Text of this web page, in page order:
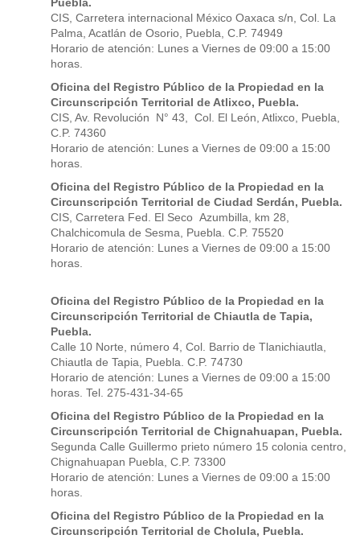
CIS, Carretera internacional México Oaxaca s/n, Col. La
Palma, Acatlán de Osorio, Puebla, C.P. 74949
Horario de atención: Lunes a Viernes de 09:00 a 15:00
horas.
Oficina del Registro Público de la Propiedad en la
Circunscripción Territorial de Atlixco, Puebla.
CIS, Av. Revolución N° 43, Col. El León, Atlixco, Puebla,
C.P. 74360
Horario de atención: Lunes a Viernes de 09:00 a 15:00
horas.
Oficina del Registro Público de la Propiedad en la
Circunscripción Territorial de Ciudad Serdán, Puebla.
CIS, Carretera Fed. El Seco Azumbilla, km 28,
Chalchicomula de Sesma, Puebla. C.P. 75520
Horario de atención: Lunes a Viernes de 09:00 a 15:00
horas.
Oficina del Registro Público de la Propiedad en la
Circunscripción Territorial de Chiautla de Tapia,
Puebla.
Calle 10 Norte, número 4, Col. Barrio de Tlanichiautla,
Chiautla de Tapia, Puebla. C.P. 74730
Horario de atención: Lunes a Viernes de 09:00 a 15:00
horas. Tel. 275-431-34-65
Oficina del Registro Público de la Propiedad en la
Circunscripción Territorial de Chignahuapan, Puebla.
Segunda Calle Guillermo prieto número 15 colonia centro,
Chignahuapan Puebla, C.P. 73300
Horario de atención: Lunes a Viernes de 09:00 a 15:00
horas.
Oficina del Registro Público de la Propiedad en la
Circunscripción Territorial de Cholula, Puebla.